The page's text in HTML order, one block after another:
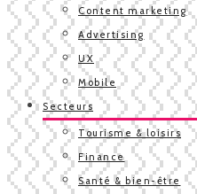
Content marketing
Advertising
UX
Mobile
Secteurs
Tourisme & loisirs
Finance
Santé & bien-être